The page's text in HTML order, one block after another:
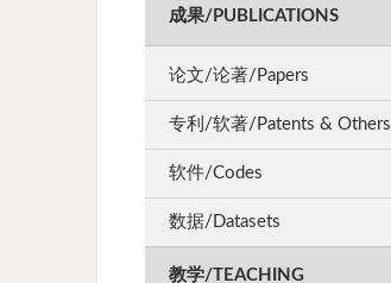
成果/PUBLICATIONS
论文/论著/Papers
专利/软著/Patents & Others
软件/Codes
数据/Datasets
教学/TEACHING